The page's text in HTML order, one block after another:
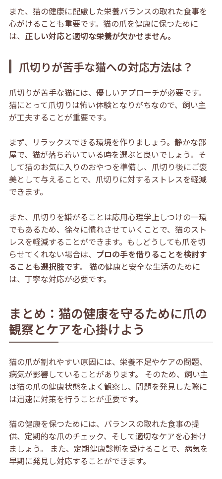
また、猫の健康に配慮した栄養バランスの取れた食事を
心がけることも重要です。猫の爪を健康に保つために
は、 正しい対応と適切な栄養が欠かせません。
爪切りが苦手な猫への対応方法は？
爪切りが苦手な猫には、優しいアプローチが必要です。
猫にとって爪切りは怖い体験となりがちなので、飼い主
が工夫することが重要です。
まず、リラックスできる環境を作りましょう。静かな部
屋で、猫が落ち着いている時を選ぶと良いでしょう。そ
して猫のお気に入りのおやつを準備し、爪切り後にご褒
美として与えることで、爪切りに対するストレスを軽減
できます。
また、爪切りを嫌がることは応用心理学上しつけの一環
でもあるため、徐々に慣れさせていくことで、猫のスト
レスを軽減することができます。もしどうしても爪を切
らせてくれない場合は、 プロの手を借りることを検討す
ることも選択肢です。
猫の健康と安全な生活のために
は、丁寧な対応が必要です。
まとめ：猫の健康を守るために爪の
観察とケアを心掛けよう
猫の爪が割れやすい原因には、栄養不足やケアの問題、
病気が影響していることがあります。 そのため、飼い主
は猫の爪の健康状態をよく観察し、問題を発見した際に
は迅速に対策を行うことが重要です。
猫の健康を保つためには、バランスの取れた食事の提
供、定期的な爪のチェック、そして適切なケアを心掛け
ましょう。 また、定期健康診断を受けることで、病気を
早期に発見し対応することができます。